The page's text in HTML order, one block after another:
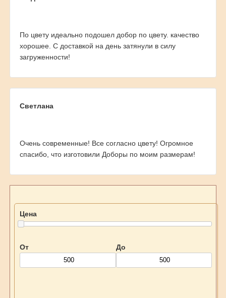
По цвету идеально подошел добор по цвету. качество
хорошее. С доставкой на день затянули в силу
загруженности!
Светлана
Очень современные! Все согласно цвету! Огромное
спасибо, что изготовили Доборы по моим размерам!
Цена
От До